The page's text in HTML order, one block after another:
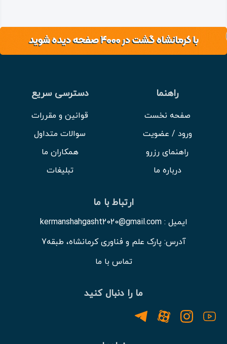
راهنما
صفحه نخست
ورود / عضویت
راهنمای رزرو
درباره ما
دسترسی سریع
قوانین و مقررات
سوالات متداول
همکاران ما
تبلیغات
ارتباط با ما
ایمیل : kermanshahgasht2020@gmail.com
آدرس: پارک علم و فناوری کرمانشاه، طبقه7
تماس با ما
ما را دنبال کنید